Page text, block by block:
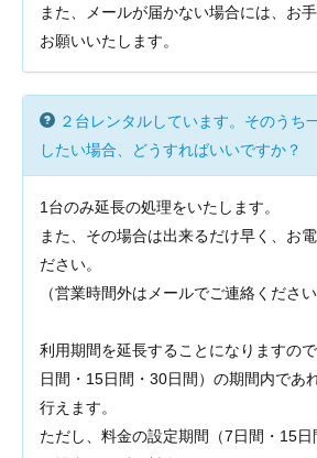
また、メールが届かない場合には、お
お願いいたします。
２台レンタルしています。そのうち
したい場合、どうすればいいですか？
1台のみ延長の処理をいたします。
また、その場合は出来るだけ早く、お
ださい。
（営業時間外はメールでご連絡ください
利用期間を延長することになりますの
日間・15日間・30日間）の期間内であ
行えます。
ただし、料金の設定期間（7日間・15日